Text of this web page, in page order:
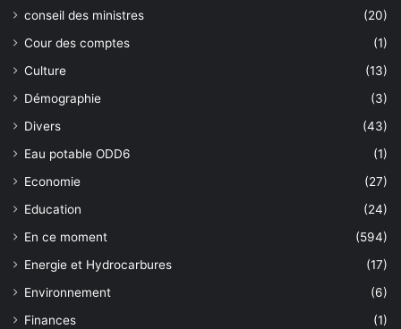
conseil des ministres
(20)
Cour des comptes
(1)
Culture
(13)
Démographie
(3)
Divers
(43)
Eau potable ODD6
(1)
Economie
(27)
Education
(24)
En ce moment
(594)
Energie et Hydrocarbures
(17)
Environnement
(6)
Finances
(1)